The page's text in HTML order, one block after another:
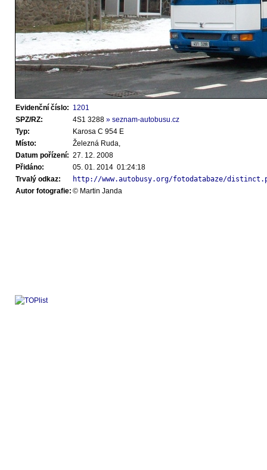
Evidenční číslo: 1201
SPZ/RZ:
4S1 3288 » seznam-autobusu.cz
Typ:
Karosa C 954 E
Místo:
Železná Ruda,
Datum pořízení: 27. 12. 2008
Přidáno:
05. 01. 2014 01:24:18
Trvalý odkaz:
http://www.autobusy.org/fotodatabaze/
Autor fotografie: © Martin Janda